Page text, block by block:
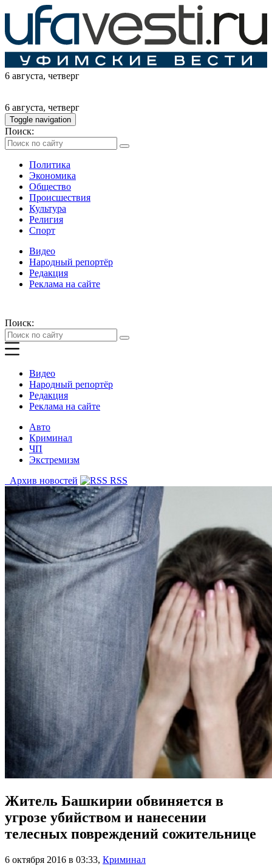
6 августа, четверг
6 августа, четверг
Toggle navigation
Поиск:
Политика
Экономика
Общество
Происшествия
Культура
Религия
Спорт
Видео
Народный репортёр
Редакция
Реклама на сайте
Поиск:
Видео
Народный репортёр
Редакция
Реклама на сайте
Авто
Криминал
ЧП
Экстремизм
Архив новостей
RSS
Житель Башкирии обвиняется в
угрозе убийством и нанесении
телесных повреждений сожительнице
6 октября 2016 в 03:33, Криминал